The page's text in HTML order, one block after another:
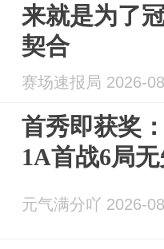
来就是为了
契合
赛场速报局 2026-
首秀即获奖
1A首战6局
元气满分吖 2026-